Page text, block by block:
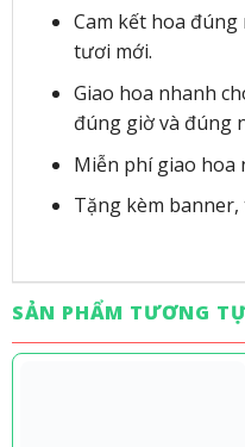
Cam kết hoa
tươi mới.
Giao hoa nhanh
đúng giờ và đúng
Miễn phí giao hoa
Tặng kèm
SẢN PHẨM TƯƠNG